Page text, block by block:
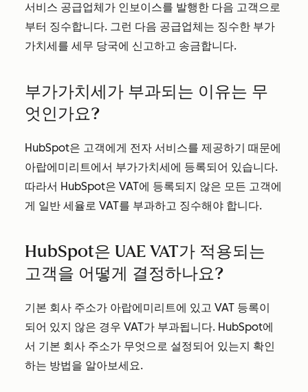
서비스 공급업체가 인보이스를 발행한 다음 고객으로
부터 징수합니다. 그런 다음 공급업체는 징수한 부가
가치세를 세무 당국에 신고하고 송금합니다.
부가가치세가 부과되는 이유는 무
엇인가요?
HubSpot은 고객에게 전자 서비스를 제공하기 때문에
아랍에미리트에서 부가가치세에 등록되어 있습니다.
따라서 HubSpot은 VAT에 등록되지 않은 모든 고객에
게 일반 세율로 VAT를 부과하고 징수해야 합니다.
HubSpot은 UAE VAT가 적용되는
고객을 어떻게 결정하나요?
기본 회사 주소가 아랍에미리트에 있고 VAT 등록이
되어 있지 않은 경우 VAT가 부과됩니다. HubSpot에
서 기본 회사 주소가 무엇으로 설정되어 있는지 확인
하는 방법을 알아보세요.